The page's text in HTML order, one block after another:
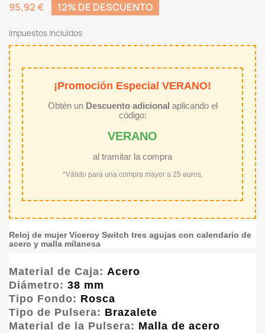
95,92 €
12% DE DESCUENTO
Impuestos incluidos
¡Promoción Especial VERANO!
Obtén un Descuento adicional aplicando el
código:
VERANO
al tramitar la compra
*Válido para una compra mayor a 25 euros.
Reloj de mujer Viceroy Switch tres agujas con calendario de
acero y malla milanesa
Material de Caja: Acero
Diámetro: 38 mm
Tipo Fondo: Rosca
Tipo de Pulsera: Brazalete
Material de la Pulsera: Malla de acero